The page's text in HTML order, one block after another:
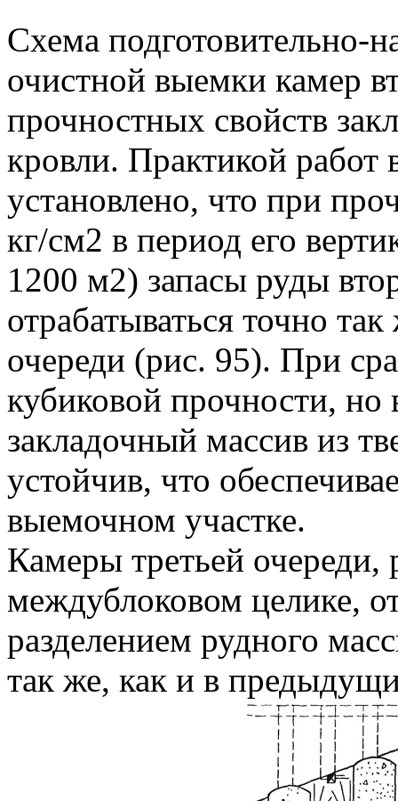
Схема подготовительно-
очистной выемки камер
прочностных свойств
кровли. Практикой работ
установлено, что при
кг/см2 в период его
1200 м2) запасы руды
отрабатываться точно
очереди (рис. 95). При
кубиковой прочности, но
закладочный массив из
устойчив, что
выемочном участке.
Камеры третьей очереди,
междублоковом целике,
разделением рудного
так же, как и в